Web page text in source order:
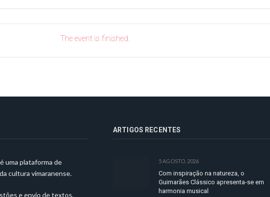
The event is finished.
uma plataforma de
cultura vimaranense.
e envio de textos,
ARTIGOS RECENTES
5 AGOSTO, 2026
Com inspiração na natureza, o
Guimarães Clássico apresenta-se em
harmonia musical